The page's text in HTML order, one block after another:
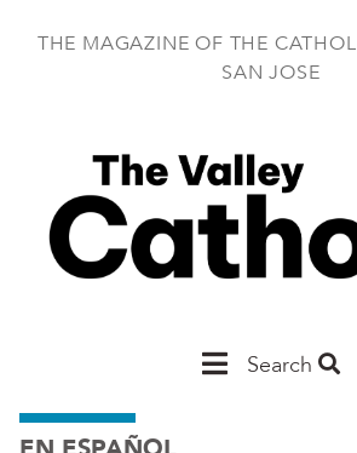
THE MAGAZINE OF THE
SAN JOSE
MainSearch